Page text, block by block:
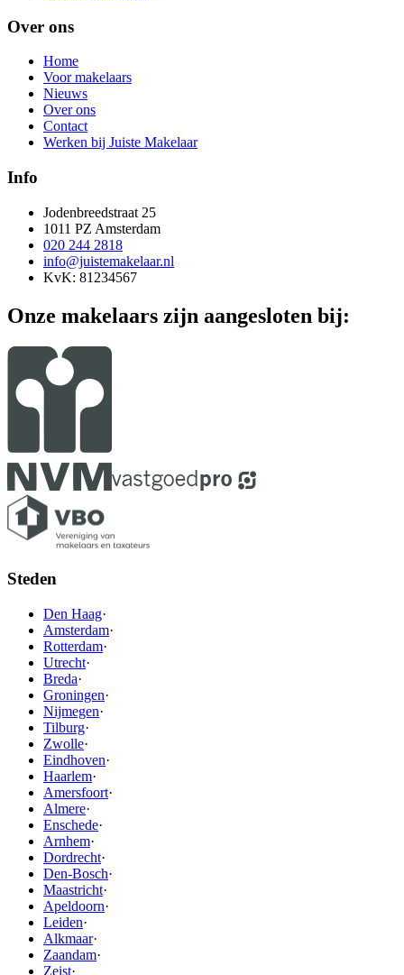
Over ons
Home
Voor makelaars
Nieuws
Over ons
Contact
Werken bij Juiste Makelaar
Info
Jodenbreedstraat 25
1011 PZ Amsterdam
020 244 2818
info@juistemakelaar.nl
KvK: 81234567
Onze makelaars zijn aangesloten bij:
Steden
Den Haag·
Amsterdam·
Rotterdam·
Utrecht·
Breda·
Groningen·
Nijmegen·
Tilburg·
Zwolle·
Eindhoven·
Haarlem·
Amersfoort·
Almere·
Enschede·
Arnhem·
Dordrecht·
Den-Bosch·
Maastricht·
Apeldoorn·
Leiden·
Alkmaar·
Zaandam·
Zeist·